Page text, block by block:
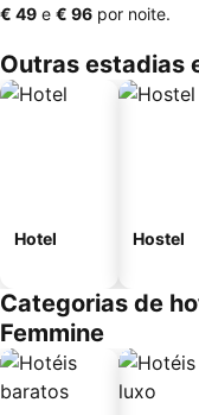
‎€ 49 e ‎€ 96 por noite.
Outras estadias
Hotel Hostel
Categorias de
Femmine